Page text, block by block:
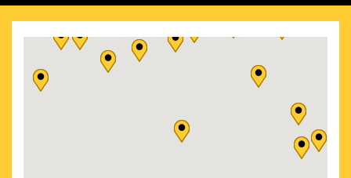
2026/ 9/ 6 (日)
新作ミュージカル 二コラ・テスラ エジソンが恐れた孤高の天才
新作ミュージカル 二コラ・テスラ エジソンが恐れた孤高の天才
2026/ 9/13 (日)
新作ミュージカル 二コラ・テスラ エジソンが恐れた孤高の天才